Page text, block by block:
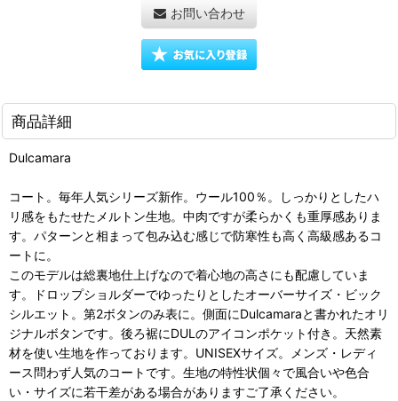
お問い合わせ
商品詳細
Dulcamara
コート。毎年人気シリーズ新作。ウール100％。しっかりとしたハ
リ感をもたせたメルトン生地。中肉ですが柔らかくも重厚感ありま
す。パターンと相まって包み込む感じで防寒性も高く高級感あるコ
ートに。
このモデルは総裏地仕上げなので着心地の高さにも配慮していま
す。ドロップショルダーでゆったりとしたオーバーサイズ・ビック
シルエット。第2ボタンのみ表に。側面にDulcamaraと書かれたオリ
ジナルボタンです。後ろ裾にDULのアイコンポケット付き。天然素
材を使い生地を作っております。UNISEXサイズ。メンズ・レディ
ース問わず人気のコートです。生地の特性状個々で風合いや色合
い・サイズに若干差がある場合がありますご了承ください。